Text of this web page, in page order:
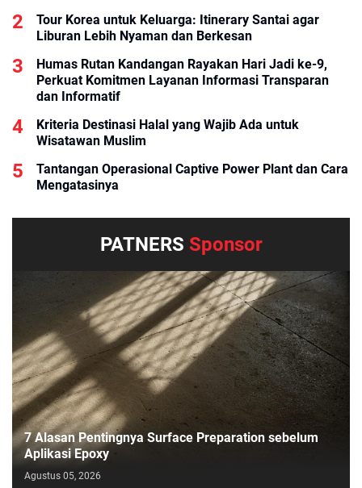
Tour Korea untuk Keluarga: Itinerary Santai agar
Liburan Lebih Nyaman dan Berkesan
Humas Rutan Kandangan Rayakan Hari Jadi ke-9,
Perkuat Komitmen Layanan Informasi Transparan
dan Informatif
Kriteria Destinasi Halal yang Wajib Ada untuk
Wisatawan Muslim
Tantangan Operasional Captive Power Plant dan Cara
Mengatasinya
PATNERS Sponsor
7 Alasan Pentingnya Surface Preparation sebelum
Aplikasi Epoxy
Agustus 05, 2026